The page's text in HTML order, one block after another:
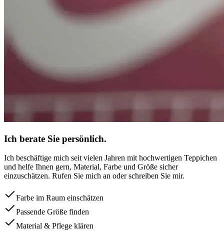
Ich berate Sie persönlich.
Ich beschäftige mich seit vielen Jahren mit hochwertigen Teppichen
und helfe Ihnen gern, Material, Farbe und Größe sicher
einzuschätzen. Rufen Sie mich an oder schreiben Sie mir.
Farbe im Raum einschätzen
Passende Größe finden
Material & Pflege klären